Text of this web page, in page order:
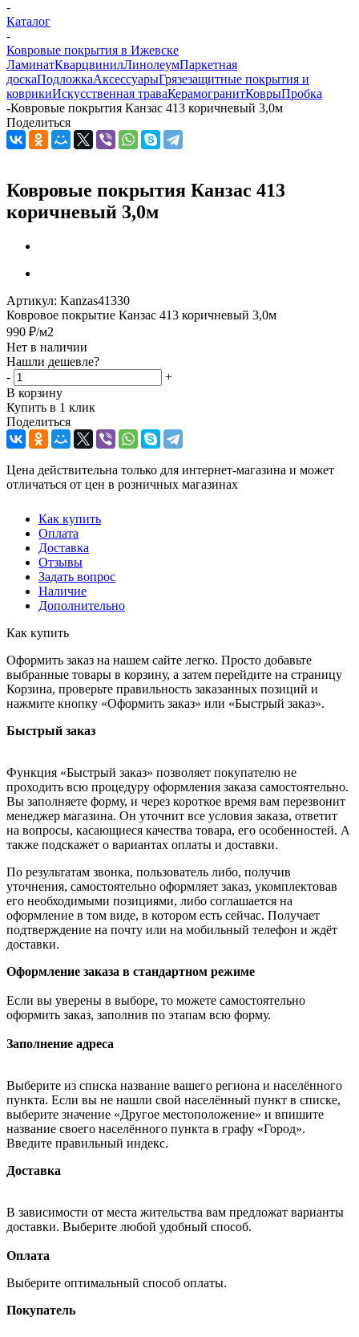
-
Каталог
-
Ковровые покрытия в Ижевске
ЛаминатКварцвинилЛинолеумПаркетная
доскаПодложкаАксессуарыГрязезащитные покрытия и
коврикиИскусственная траваКерамогранитКоврыПробка
-Ковровые покрытия Канзас 413 коричневый 3,0м
Поделиться
Ковровые покрытия Канзас 413
коричневый 3,0м
Артикул: Kanzas41330
Ковровое покрытие Канзас 413 коричневый 3,0м
990 ₽/м2
Нет в наличии
Нашли дешевле?
-
+
В корзину
Купить в 1 клик
Поделиться
Цена действительна только для интернет-магазина и может
отличаться от цен в розничных магазинах
Как купить
Оплата
Доставка
Отзывы
Задать вопрос
Наличие
Дополнительно
Как купить
Оформить заказ на нашем сайте легко. Просто добавьте
выбранные товары в корзину, а затем перейдите на страницу
Корзина, проверьте правильность заказанных позиций и
нажмите кнопку «Оформить заказ» или «Быстрый заказ».
Быстрый заказ
Функция «Быстрый заказ» позволяет покупателю не
проходить всю процедуру оформления заказа самостоятельно.
Вы заполняете форму, и через короткое время вам перезвонит
менеджер магазина. Он уточнит все условия заказа, ответит
на вопросы, касающиеся качества товара, его особенностей. А
также подскажет о вариантах оплаты и доставки.
По результатам звонка, пользователь либо, получив
уточнения, самостоятельно оформляет заказ, укомплектовав
его необходимыми позициями, либо соглашается на
оформление в том виде, в котором есть сейчас. Получает
подтверждение на почту или на мобильный телефон и ждёт
доставки.
Оформление заказа в стандартном режиме
Если вы уверены в выборе, то можете самостоятельно
оформить заказ, заполнив по этапам всю форму.
Заполнение адреса
Выберите из списка название вашего региона и населённого
пункта. Если вы не нашли свой населённый пункт в списке,
выберите значение «Другое местоположение» и впишите
название своего населённого пункта в графу «Город».
Введите правильный индекс.
Доставка
В зависимости от места жительства вам предложат варианты
доставки. Выберите любой удобный способ.
Оплата
Выберите оптимальный способ оплаты.
Покупатель